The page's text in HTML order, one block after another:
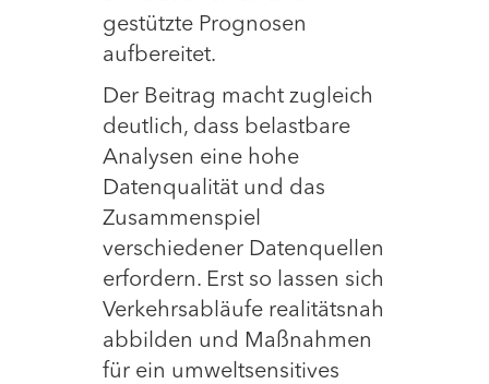
gestützte Prognosen
aufbereitet.
Der Beitrag macht zugleich
deutlich, dass belastbare
Analysen eine hohe
Datenqualität und das
Zusammenspiel
verschiedener Datenquellen
erfordern. Erst so lassen sich
Verkehrsabläufe realitätsnah
abbilden und Maßnahmen
für ein umweltsensitives